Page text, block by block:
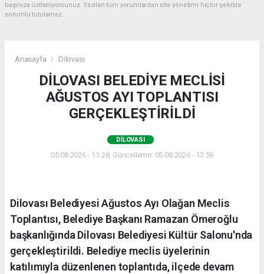
başınıza üstleniyorsunuz. Yazılan tüm yorumlardan site yönetimi hiçbir şekilde
sorumlu tutulamaz.
Anasayfa Dilovası
DİLOVASI BELEDİYE MECLİSİ
AĞUSTOS AYI TOPLANTISI
GERÇEKLEŞTİRİLDİ
DILOVASI
05.08.2026 - 11:28, Güncelleme: 05.08.2026 - 13:59
Dilovası Belediyesi Ağustos Ayı Olağan Meclis
Toplantısı, Belediye Başkanı Ramazan Ömeroğlu
başkanlığında Dilovası Belediyesi Kültür Salonu'nda
gerçekleştirildi. Belediye meclis üyelerinin
katılımıyla düzenlenen toplantıda, ilçede devam